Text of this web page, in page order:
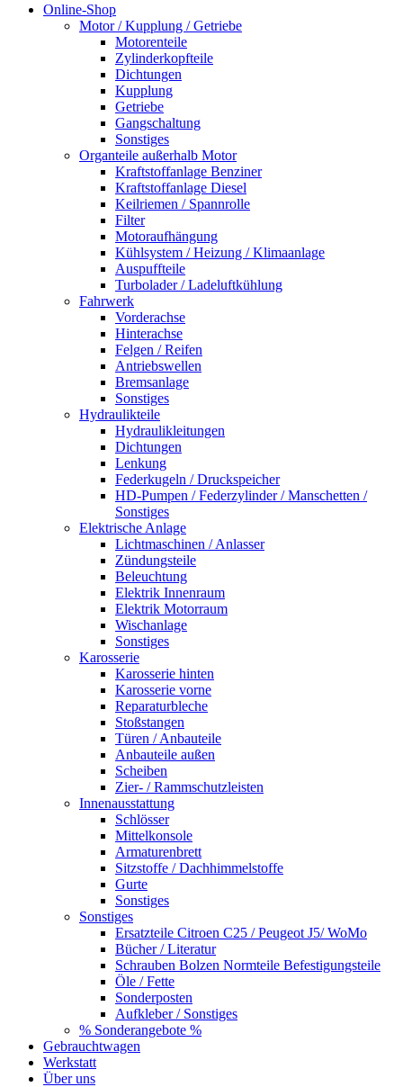
Online-Shop
Motor / Kupplung / Getriebe
Motorenteile
Zylinderkopfteile
Dichtungen
Kupplung
Getriebe
Gangschaltung
Sonstiges
Organteile außerhalb Motor
Kraftstoffanlage Benziner
Kraftstoffanlage Diesel
Keilriemen / Spannrolle
Filter
Motoraufhängung
Kühlsystem / Heizung / Klimaanlage
Auspuffteile
Turbolader / Ladeluftkühlung
Fahrwerk
Vorderachse
Hinterachse
Felgen / Reifen
Antriebswellen
Bremsanlage
Sonstiges
Hydraulikteile
Hydraulikleitungen
Dichtungen
Lenkung
Federkugeln / Druckspeicher
HD-Pumpen / Federzylinder / Manschetten /
Sonstiges
Elektrische Anlage
Lichtmaschinen / Anlasser
Zündungsteile
Beleuchtung
Elektrik Innenraum
Elektrik Motorraum
Wischanlage
Sonstiges
Karosserie
Karosserie hinten
Karosserie vorne
Reparaturbleche
Stoßstangen
Türen / Anbauteile
Anbauteile außen
Scheiben
Zier- / Rammschutzleisten
Innenausstattung
Schlösser
Mittelkonsole
Armaturenbrett
Sitzstoffe / Dachhimmelstoffe
Gurte
Sonstiges
Sonstiges
Ersatzteile Citroen C25 / Peugeot J5/ WoMo
Bücher / Literatur
Schrauben Bolzen Normteile Befestigungsteile
Öle / Fette
Sonderposten
Aufkleber / Sonstiges
% Sonderangebote %
Gebrauchtwagen
Werkstatt
Über uns